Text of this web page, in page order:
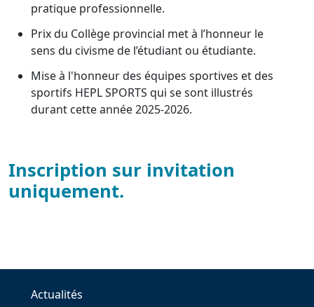
pratique professionnelle.
Prix du Collège provincial met à l’honneur le
sens du civisme de l’étudiant ou étudiante.
Mise à l'honneur des équipes sportives et des
sportifs HEPL SPORTS qui se sont illustrés
durant cette année 2025-2026.
Inscription sur invitation
uniquement.
Actualités